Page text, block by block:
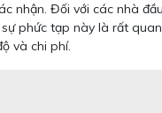
nhận. Đối với các nhà
phức tạp này là rất
và chi phí.